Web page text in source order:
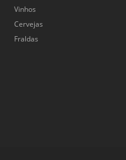
Vinhos
Cervejas
Fraldas